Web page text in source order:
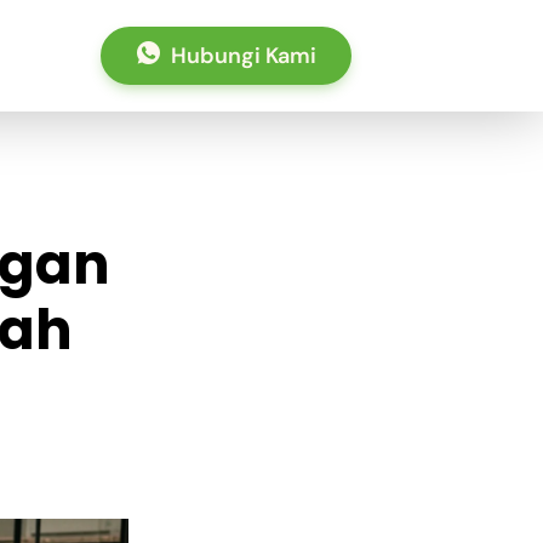
Hubungi Kami